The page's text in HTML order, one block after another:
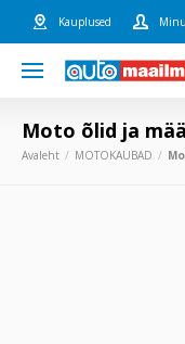
Kauplused
Moto õlid ja
Avaleht MOTOKAUBAD